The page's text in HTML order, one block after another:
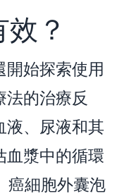
？
開始探索使用
的治療反
液、尿液和其
血漿中的循環
癌細胞外囊泡